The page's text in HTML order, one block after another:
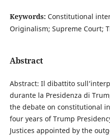
Keywords: Constitutional
Originalism; Supreme Court;
Abstract
Abstract: Il dibattito
durante la Presidenza di
the debate on constitutional
four years of Trump
Justices appointed by the